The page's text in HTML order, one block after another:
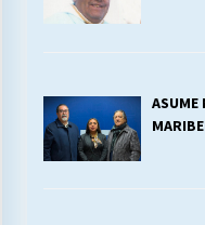
ASUME